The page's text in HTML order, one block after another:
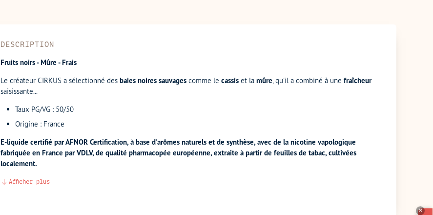
DESCRIPTION
Fruits noirs - Mûre - Frais
Le créateur CIRKUS a sélectionné des baies noires sauvagescomme le cassis et la mûre, qu'il a combiné à une fraîcheur
saisissante...
Taux PG/VG : 50/50
Origine : France
E-liquide certifié par AFNOR Certification, à base d'arômes naturels et de synthèse, avec de la nicotine vapologique
fabriquée en France par VDLV, de qualité pharmacopée européenne, extraite à partir de feuilles de tabac, cultivées
localement.
Afficher plus
✕